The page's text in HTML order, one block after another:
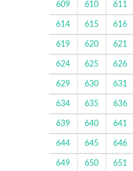
609 610 611
614 615 616
619 620 621
624 625 626
629 630 631
634 635 636
639 640 641
644 645 646
649 650 651